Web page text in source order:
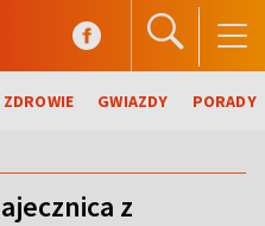
ZDROWIE GWIAZDY PORADY
z